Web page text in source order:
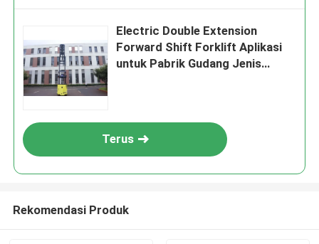
Electric Double Extension
Forward Shift Forklift Aplikasi
untuk Pabrik Gudang Jenis
Terus
Rekomendasi Produk